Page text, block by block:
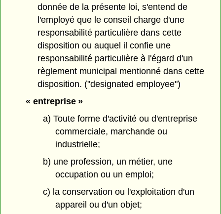
donnée de la présente loi, s'entend de
l'employé que le conseil charge d'une
responsabilité particulière dans cette
disposition ou auquel il confie une
responsabilité particulière à l'égard d'un
règlement municipal mentionné dans cette
disposition. ("designated employee")
« entreprise »
a) Toute forme d'activité ou d'entreprise
commerciale, marchande ou
industrielle;
b) une profession, un métier, une
occupation ou un emploi;
c) la conservation ou l'exploitation d'un
appareil ou d'un objet;